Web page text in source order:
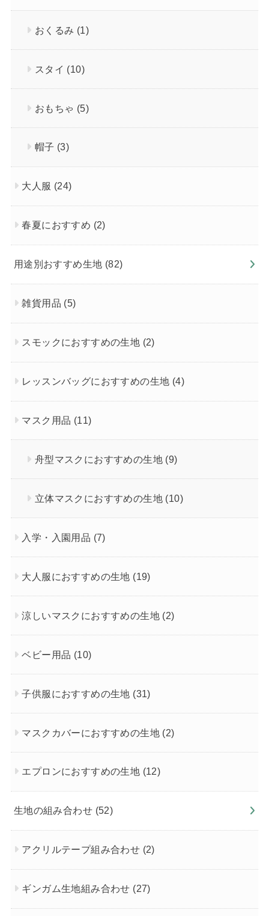
おくるみ (1)
スタイ (10)
おもちゃ (5)
帽子 (3)
大人服 (24)
春夏におすすめ (2)
用途別おすすめ生地 (82)
雑貨用品 (5)
スモックにおすすめの生地 (2)
レッスンバッグにおすすめの生地 (4)
マスク用品 (11)
舟型マスクにおすすめの生地 (9)
立体マスクにおすすめの生地 (10)
入学・入園用品 (7)
大人服におすすめの生地 (19)
涼しいマスクにおすすめの生地 (2)
ベビー用品 (10)
子供服におすすめの生地 (31)
マスクカバーにおすすめの生地 (2)
エプロンにおすすめの生地 (12)
生地の組み合わせ (52)
アクリルテープ組み合わせ (2)
ギンガム生地組み合わせ (27)